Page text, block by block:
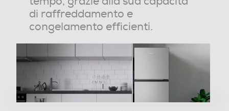
Display
Holiday
di raffreddamento e
congelamento efficienti.